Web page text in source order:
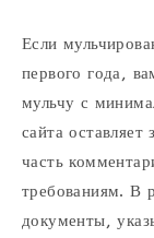
Если
первого года,
мульчу с
сайта
часть
требованиям. В
документы,